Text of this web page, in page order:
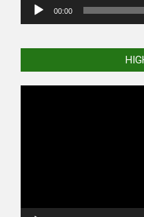
00:00